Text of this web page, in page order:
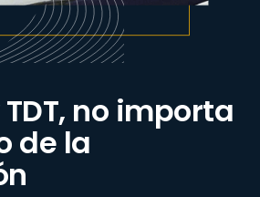
no importa
de la